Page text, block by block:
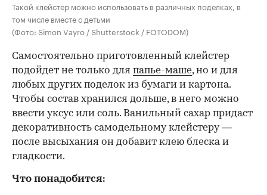
Такой клейстер можно использовать в различных поделках, в
том числе вместе с детьми
(Фото: Simon Vayro / Shutterstock / FOTODOM)
Самостоятельно приготовленный клейстер
подойдет не только для папье-маше, но и для
любых других поделок из бумаги и картона.
Чтобы состав хранился дольше, в него можно
ввести уксус или соль. Ванильный сахар придаст
декоративность самодельному клейстеру —
после высыхания он добавит клею блеска и
гладкости.
Что понадобится: